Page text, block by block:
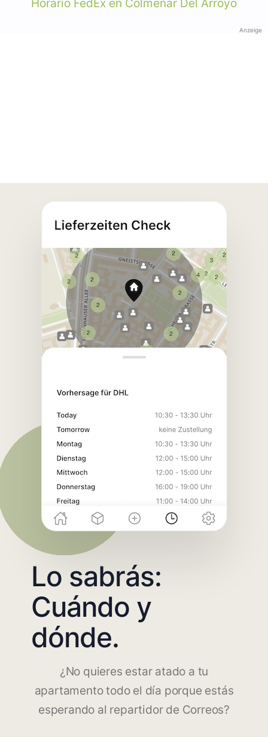
Horario FedEx en Colmenar Del Arroyo
Anzeige
Lo sabrás:
Cuándo y
dónde.
¿No quieres estar atado a tu
apartamento todo el día porque estás
esperando al repartidor de Correos?